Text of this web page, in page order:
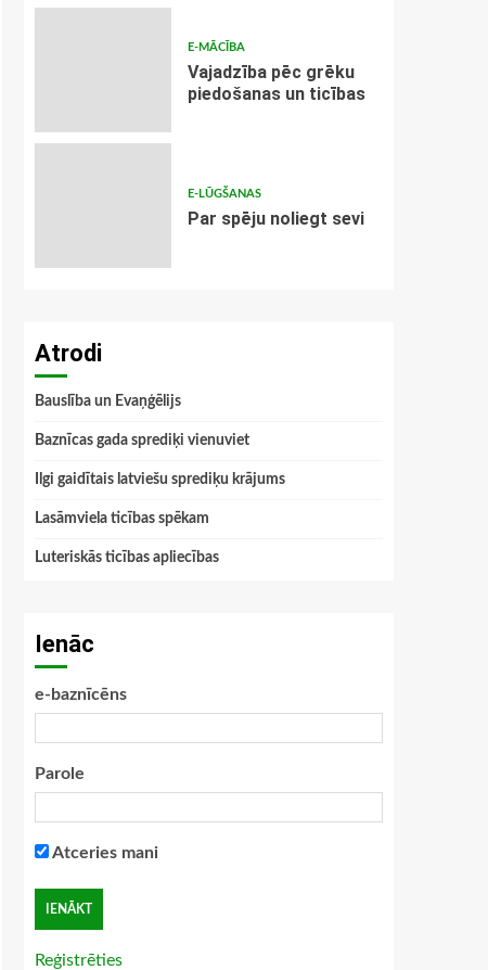
E-MĀCĪBA
Vajadzība pēc grēku
piedošanas un ticības
E-LŪGŠANAS
Par spēju noliegt sevi
Atrodi
Bauslība un Evaņģēlijs
Baznīcas gada sprediķi vienuviet
Ilgi gaidītais latviešu sprediķu krājums
Lasāmviela ticības spēkam
Luteriskās ticības apliecības
Ienāc
e-baznīcēns
Parole
Atceries mani
Reģistrēties